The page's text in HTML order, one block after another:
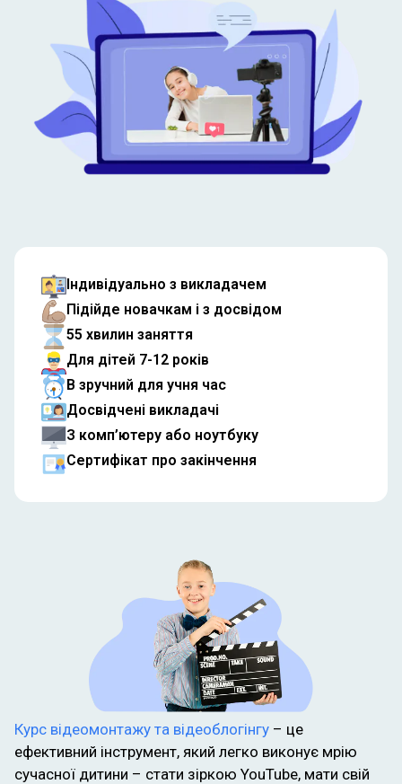
Індивідуально з викладачем
Підійде новачкам і з досвідом
55 хвилин заняття
Для дітей 7-12 років
В зручний для учня час
Досвідчені викладачі
З комп’ютеру або ноутбуку
Сертифікат про закінчення
Курс відеомонтажу та відеоблогінгу – це
ефективний інструмент, який легко виконує мрію
сучасної дитини – стати зіркою YouTube, мати свій